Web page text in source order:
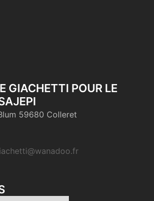
GIACHETTI POUR LE
59680 Colleret